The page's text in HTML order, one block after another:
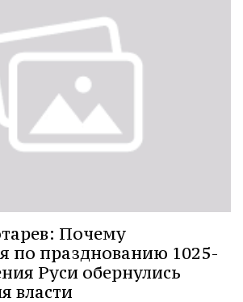
Почему
по празднованию 1025-
Руси обернулись
власти